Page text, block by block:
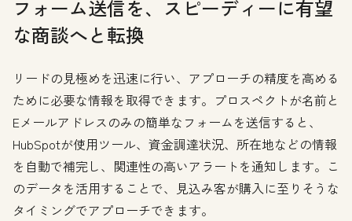
フォーム送信を、スピーディーに有望
な商談へと転換
リードの見極めを迅速に行い、アプローチの精度を高める
ために必要な情報を取得できます。プロスペクトが名前と
Eメールアドレスのみの簡単なフォームを送信すると、
HubSpotが使用ツール、資金調達状況、所在地などの情報
を自動で補完し、関連性の高いアラートを通知します。こ
のデータを活用することで、見込み客が購入に至りそうな
タイミングでアプローチできます。